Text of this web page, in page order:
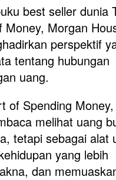
best seller dunia
Money, Morgan
perspektif
tentang hubungan
uang.
of Spending
melihat uang
tetapi sebagai alat
yang lebih
dan